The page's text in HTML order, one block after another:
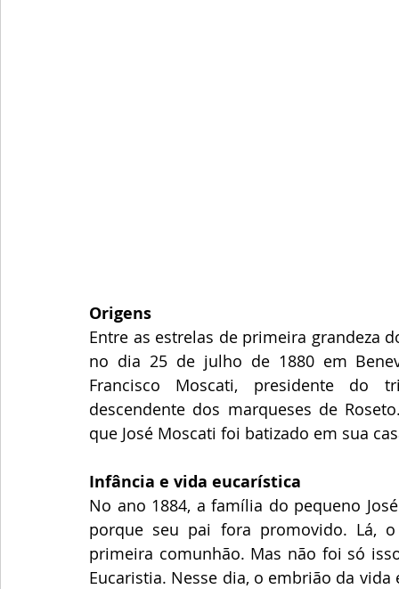
Origens
Entre as estrelas de primeira grandeza
no dia 25 de julho de 1880 em
Francisco Moscati, presidente do
descendente dos marqueses de
que José Moscati foi batizado em sua
Infância e vida eucarística
No ano 1884, a família do pequeno
porque seu pai fora promovido. Lá,
primeira comunhão. Mas não foi só
Eucaristia. Nesse dia, o embrião da